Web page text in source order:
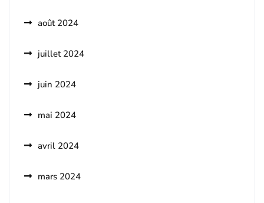
août 2024
juillet 2024
juin 2024
mai 2024
avril 2024
mars 2024